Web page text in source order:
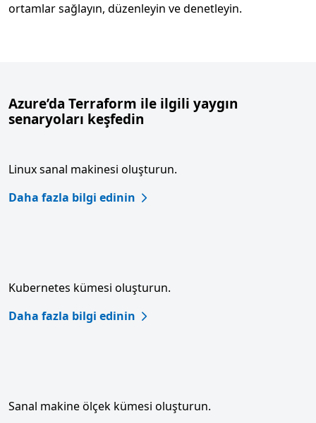
ortamlar sağlayın, düzenleyin ve denetleyin.
Azure’da Terraform ile ilgili yaygın
senaryoları keşfedin
Linux sanal makinesi oluşturun.
Daha fazla bilgi edinin
Kubernetes kümesi oluşturun.
Daha fazla bilgi edinin
Sanal makine ölçek kümesi oluşturun.